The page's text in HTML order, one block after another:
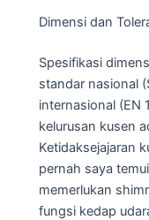
Dimensi dan
Spesifikasi
standar nasional
internasional (EN
kelurusan kusen
Ketidaksejajaran
pernah saya
memerlukan
fungsi kedap